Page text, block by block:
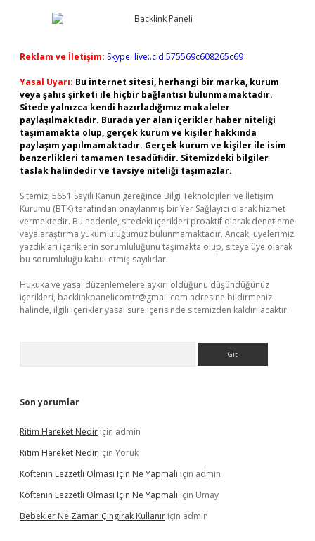
Reklam ve İletişim: Skype: live:.cid.575569c608265c69
Yasal Uyarı: Bu internet sitesi, herhangi bir marka, kurum
veya şahıs şirketi ile hiçbir bağlantısı bulunmamaktadır.
Sitede yalnızca kendi hazırladığımız makaleler
paylaşılmaktadır. Burada yer alan içerikler haber niteliği
taşımamakta olup, gerçek kurum ve kişiler hakkında
paylaşım yapılmamaktadır. Gerçek kurum ve kişiler ile isim
benzerlikleri tamamen tesadüfidir. Sitemizdeki bilgiler
taslak halindedir ve tavsiye niteliği taşımazlar.
Sitemiz, 5651 Sayılı Kanun gereğince Bilgi Teknolojileri ve İletişim
Kurumu (BTK) tarafından onaylanmış bir Yer Sağlayıcı olarak hizmet
vermektedir. Bu nedenle, sitedeki içerikleri proaktif olarak denetleme
veya araştırma yükümlülüğümüz bulunmamaktadır. Ancak, üyelerimiz
yazdıkları içeriklerin sorumluluğunu taşımakta olup, siteye üye olarak
bu sorumluluğu kabul etmiş sayılırlar.
Hukuka ve yasal düzenlemelere aykırı olduğunu düşündüğünüz
içerikleri, backlinkpanelicomtr@gmail.com adresine bildirmeniz
halinde, ilgili içerikler yasal süre içerisinde sitemizden kaldırılacaktır.
Son yorumlar
Ritim Hareket Nedir için admin
Ritim Hareket Nedir için Yörük
Köftenin Lezzetli Olması Için Ne Yapmalı için admin
Köftenin Lezzetli Olması Için Ne Yapmalı için Umay
Bebekler Ne Zaman Çıngırak Kullanır için admin